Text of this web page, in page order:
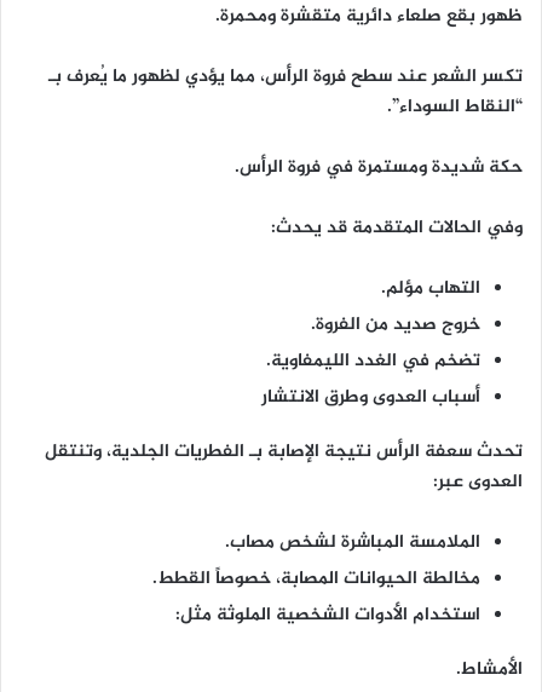
ظهور بقع صلعاء دائرية متقشرة ومحمرة.
تكسر الشعر عند سطح فروة الرأس، مما يؤدي لظهور ما يُعرف بـ
“النقاط السوداء”.
حكة شديدة ومستمرة في فروة الرأس.
وفي الحالات المتقدمة قد يحدث:
التهاب مؤلم.
خروج صديد من الفروة.
تضخم في الغدد الليمفاوية.
أسباب العدوى وطرق الانتشار
تحدث سعفة الرأس نتيجة الإصابة بـ الفطريات الجلدية، وتنتقل
العدوى عبر:
الملامسة المباشرة لشخص مصاب.
مخالطة الحيوانات المصابة، خصوصاً القطط.
استخدام الأدوات الشخصية الملوثة مثل:
الأمشاط.